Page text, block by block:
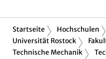
Startseite Hochschulen
Universität Rostock
Technische Mechanik